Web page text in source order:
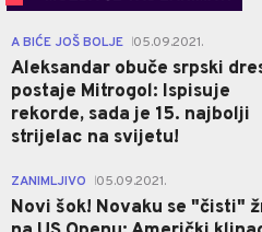
A BIĆE JOŠ BOLJE 05.09.2021.
Aleksandar obuče srpski
postaje Mitrogol: Ispisuje
rekorde, sada je 15. najbolji
strijelac na svijetu!
ZANIMLJIVO 05.09.2021.
Novi šok! Novaku se "čisti"